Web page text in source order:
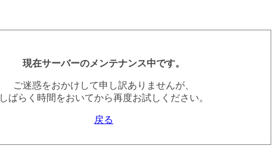
現在サーバーのメンテナンス中です。
ご迷惑をおかけして申し訳ありませんが、
しばらく時間をおいてから再度お試しください。
戻る